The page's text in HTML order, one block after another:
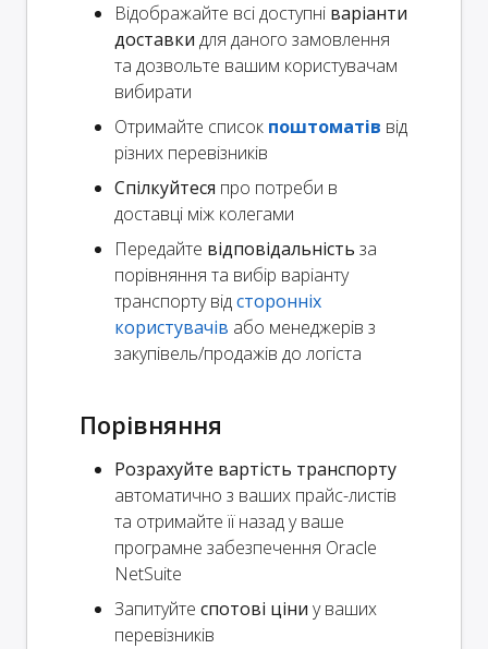
Відображайте всі доступні варіанти
доставки для даного замовлення
та дозвольте вашим користувачам
вибирати
Отримайте список поштоматів від
різних перевізників
Спілкуйтеся про потреби в
доставці між колегами
Передайте відповідальність за
порівняння та вибір варіанту
транспорту відсторонніх
користувачів або менеджерів з
закупівель/продажів до логіста
Порівняння
Розрахуйте вартість транспорту
автоматично з ваших прайс-листів
та отримайте її назад у ваше
програмне забезпечення Oracle
NetSuite
Запитуйте спотові ціни у ваших
перевізників